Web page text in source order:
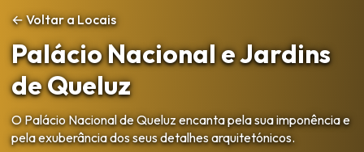
← Voltar a Locais
Palácio Nacional e Jardins
de Queluz
O Palácio Nacional de Queluz encanta pela sua imponência e
pela exuberância dos seus detalhes arquitetónicos.